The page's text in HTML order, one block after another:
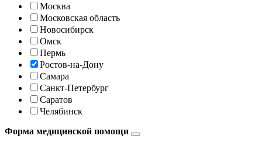
Москва
Московская область
Новосибирск
Омск
Пермь
Ростов-на-Дону
Самара
Санкт-Петербург
Саратов
Челябинск
Форма медицинской помощи